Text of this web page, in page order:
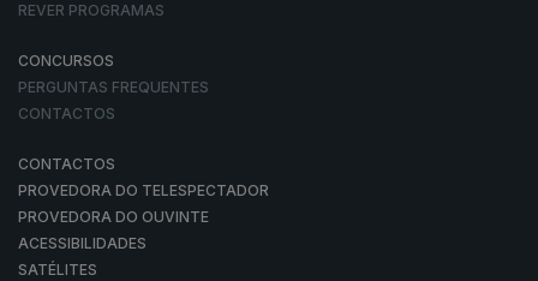
REVER PROGRAMAS
CONCURSOS
PERGUNTAS FREQUENTES
CONTACTOS
CONTACTOS
PROVEDORA DO TELESPECTADOR
PROVEDORA DO OUVINTE
ACESSIBILIDADES
SATÉLITES